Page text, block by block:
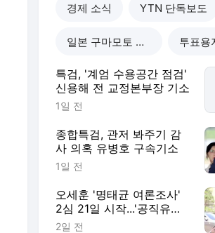
경제 소식 YTN 단독보도
일본 구마모토 강진
특검, '계엄 수용공간 점검'
신용해 전 교정본부장 기소
1일 전
종합특검, 관저 봐주기 감
사 의혹 유병호 구속기소
1일 전
오세훈 '명태균 여론조사'
2심 21일 시작...'공직유지'
관건
2일 전